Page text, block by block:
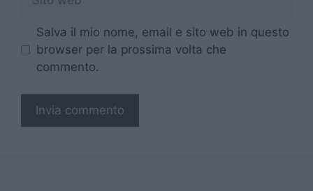
Salva il mio nome, email e sito web in questo
browser per la prossima volta che
commento.